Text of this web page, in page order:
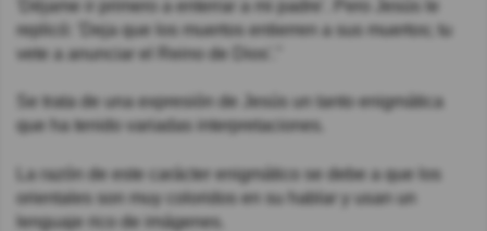
'Déjame ir primero a enterrar a mi padre'. Pero Jesús le
replicó: 'Deja que los muertos entierren a sus muertos; tu
vete a anunciar el Reino de Dios'."
Se trata de una expresión de Jesús un tanto enigmática
que ha tenido variadas interpretaciones.
La razón de este carácter enigmático se debe a que los
orientales son muy coloridos en su hablar y usan un
lenguaje rico de imágenes.